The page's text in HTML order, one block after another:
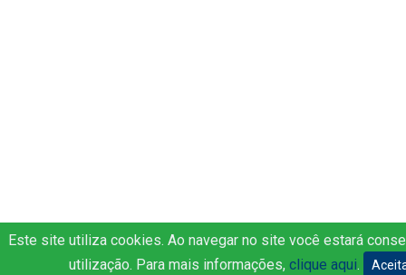
Este site utiliza cookies. Ao navegar no site você estará
utilização. Para mais informações, clique aqui.